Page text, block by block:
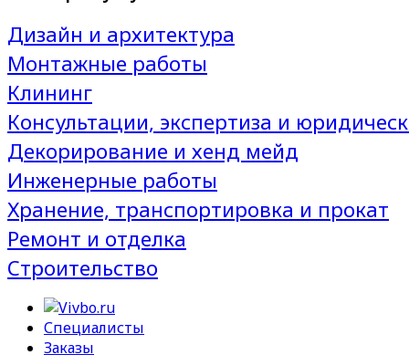
Дизайн и архитектура
Монтажные работы
Клининг
Консультации, экспертиза и
Декорирование и хенд мейд
Инженерные работы
Хранение, транспортировка и прокат
Ремонт и отделка
Строительство
Специалисты
Заказы